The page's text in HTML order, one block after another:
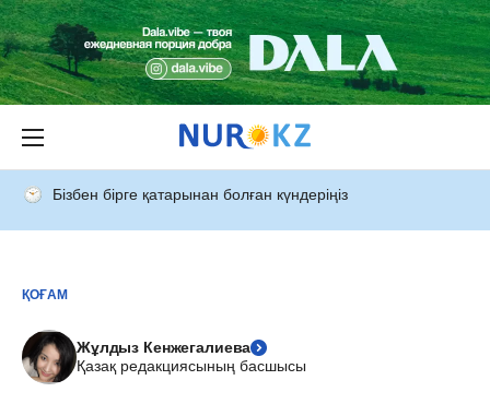
Бізбен бірге қатарынан болған күндеріңіз
ҚОҒАМ
Жұлдыз Кенжегалиева
Қазақ редакциясының басшысы